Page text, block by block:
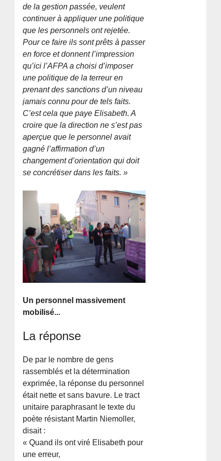
de la gestion passée, veulent
continuer à appliquer une politique
que les personnels ont rejetée.
Pour ce faire ils sont prêts à passer
en force et donnent l’impression
qu’ici l’AFPA a choisi d’imposer
une politique de la terreur en
prenant des sanctions d’un niveau
jamais connu pour de tels faits.
C’est cela que paye Elisabeth. A
croire que la direction ne s’est pas
aperçue que le personnel avait
gagné l’affirmation d’un
changement d’orientation qui doit
se concrétiser dans les faits. »
Un personnel massivement
mobilisé...
La réponse
De par le nombre de gens
rassemblés et la détermination
exprimée, la réponse du personnel
était nette et sans bavure. Le tract
unitaire paraphrasant le texte du
poète résistant Martin Niemoller,
disait :
« Quand ils ont viré Elisabeth pour
une erreur,